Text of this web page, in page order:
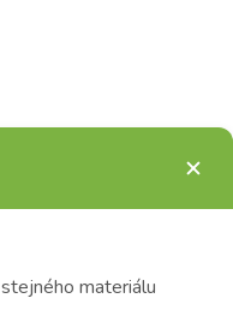
materiálu